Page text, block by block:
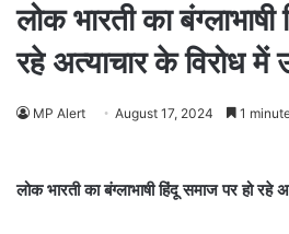
लोक भारती का
रहे अत्याचार के विरोध में
MP Alert August 17, 2024 1
लोक भारती का बंग्लाभाषी हिंदू समाज पर हो रहे